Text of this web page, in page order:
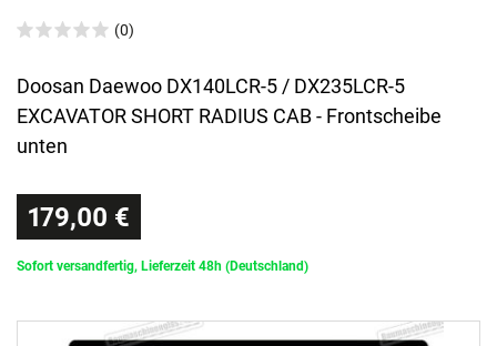
(0)
Doosan Daewoo DX140LCR-5 / DX235LCR-5
EXCAVATOR SHORT RADIUS CAB - Frontscheibe
unten
179,00 €
Sofort versandfertig, Lieferzeit 48h (Deutschland)